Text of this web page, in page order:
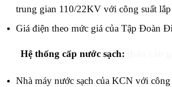
trung gian 110/22KV với công suất
Giá điện theo mức giá của Tập Đoàn
Hệ thống cấp nước sạch:
Nhà máy nước sạch của KCN với